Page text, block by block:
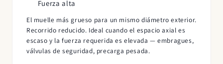
Fuerza alta
El muelle más grueso para un mismo diámetro exterior.
Recorrido reducido. Ideal cuando el espacio axial es
escaso y la fuerza requerida es elevada — embragues,
válvulas de seguridad, precarga pesada.